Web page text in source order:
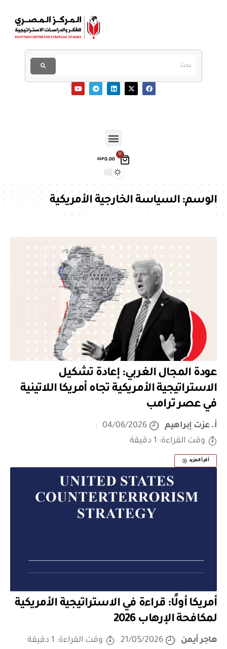
0
EGP0.00
الوسم:السياسة الخارجية الأمريكية
عودة المجال الغربي: إعادة تشكيل
الاستراتيجية الأمريكية تجاه أمريكا اللاتينية
في عصر ترامب
أ. عزت إبراهيم
04/06/2026
وقت القراءة: 1 دقيقة
أقرأ المزيد
أمريكا أولًا: قراءة في الاستراتيجية الأمريكية
لمكافحة الإرهاب 2026
هاجر أيمن 21/05/2026 وقت القراءة: 1 دقيقة